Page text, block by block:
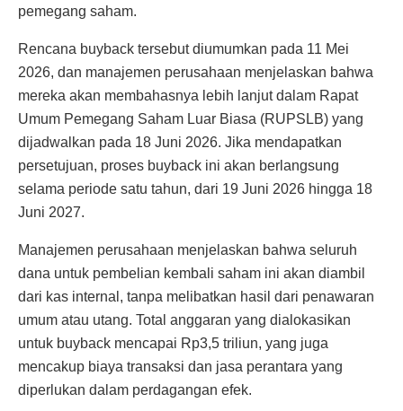
pemegang saham.
Rencana buyback tersebut diumumkan pada 11 Mei
2026, dan manajemen perusahaan menjelaskan bahwa
mereka akan membahasnya lebih lanjut dalam Rapat
Umum Pemegang Saham Luar Biasa (RUPSLB) yang
dijadwalkan pada 18 Juni 2026. Jika mendapatkan
persetujuan, proses buyback ini akan berlangsung
selama periode satu tahun, dari 19 Juni 2026 hingga 18
Juni 2027.
Manajemen perusahaan menjelaskan bahwa seluruh
dana untuk pembelian kembali saham ini akan diambil
dari kas internal, tanpa melibatkan hasil dari penawaran
umum atau utang. Total anggaran yang dialokasikan
untuk buyback mencapai Rp3,5 triliun, yang juga
mencakup biaya transaksi dan jasa perantara yang
diperlukan dalam perdagangan efek.